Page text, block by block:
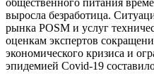
общественного питания
выросла безработица.
рынка POSM и услуг
оценкам экспертов
экономического кризиса и
эпидемией Covid-19